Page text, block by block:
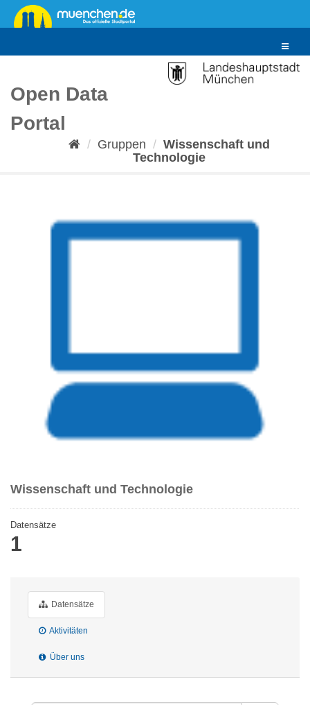
Überspringen
zum
Toggle
Open Data
Portal
Gruppen
Wissenschaft und
Technologie
Wissenschaft und Technologie
Datensätze
1
Datensätze
Aktivitäten
Über uns